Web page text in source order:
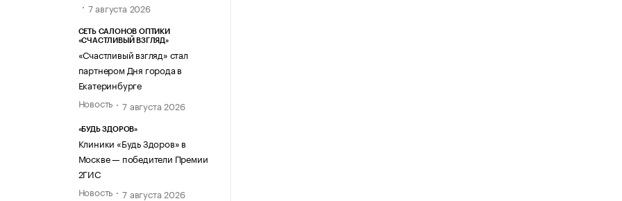
7 августа 2026
СЕТЬ САЛОНОВ ОПТИКИ
«СЧАСТЛИВЫЙ ВЗГЛЯД»
«Счастливый взгляд» стал
партнером Дня города в
Екатеринбурге
Новость
7 августа 2026
«БУДЬ ЗДОРОВ»
Клиники «Будь Здоров» в
Москве — победители Премии
2ГИС
Новость
7 августа 2026